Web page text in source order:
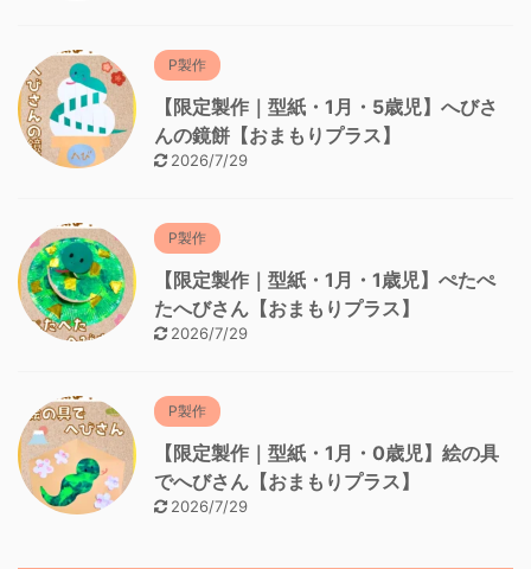
P製作
【限定製作｜型紙・1月・5歳児】へびさ
んの鏡餅【おまもりプラス】
2026/7/29
P製作
【限定製作｜型紙・1月・1歳児】ぺたぺ
たへびさん【おまもりプラス】
2026/7/29
P製作
【限定製作｜型紙・1月・0歳児】絵の具
でへびさん【おまもりプラス】
2026/7/29